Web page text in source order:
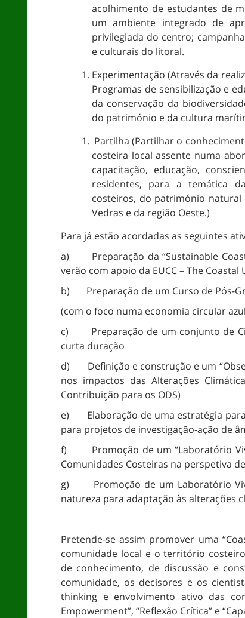
acolhimento de estudantes de
um ambiente integrado de
privilegiada do centro;
e culturais do litoral.
Experimentação (Através da
Programas de sensibilização e
da conservação da
do património e da cultura
Partilha (Partilhar o
costeira local assente numa
capacitação, educação,
residentes, para a temática
costeiros, do património
Vedras e da região Oeste.)
Para já estão acordadas as seguintes
a) Preparação da “Sustainable
verão com apoio da EUCC – The Coastal
b) Preparação de um Curso de Pós-
(com o foco numa economia circular
c) Preparação de um conjunto de
curta duração
d) Definição e construção e um
nos impactos das Alterações
Contribuição para os ODS)
e) Elaboração de uma estratégia
para projetos de investigação-ação de
f) Promoção de um “Laboratório
Comunidades Costeiras na perspetiva
g) Promoção de um Laboratório
natureza para adaptação às alterações
Pretende-se assim promover uma
comunidade local e o território
de conhecimento, de discussão e
comunidade, os decisores e os
thinking e envolvimento ativo das
Empowerment”, “Reflexão Crítica” e